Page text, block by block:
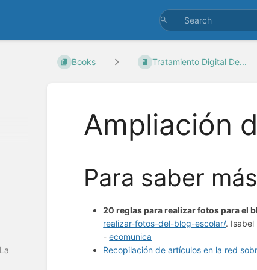
Books Tratamiento Digital De...
Ampliación
Para saber más
20 reglas para realizar fotos para el
realizar-fotos-del-blog-escolar/. Isabel
-ecomunica
Recopilación de artículos en la red